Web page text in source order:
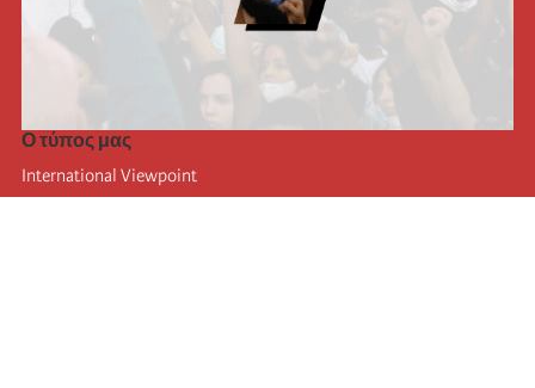
Ο τύπος μας
International Viewpoint